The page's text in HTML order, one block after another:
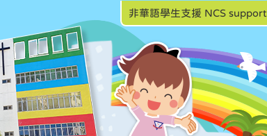
非華語學生支援 NCS support